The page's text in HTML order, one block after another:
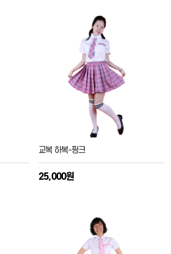
교복 하복-핑크
25,000원